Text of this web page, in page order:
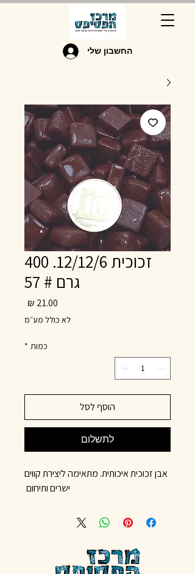
החשבון שלי
זכוכית 12/12/6. 400
גרם # 57
לא כולל מע״מ
כמות *
הוסף לסל
לתשלום
אבן זכוכית איכותית. מתאימה ליצירת קווים
ישרים ותיחום